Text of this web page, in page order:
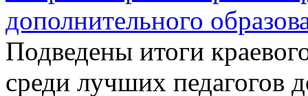
дополнительного
Подведены итоги
среди лучших педагогов